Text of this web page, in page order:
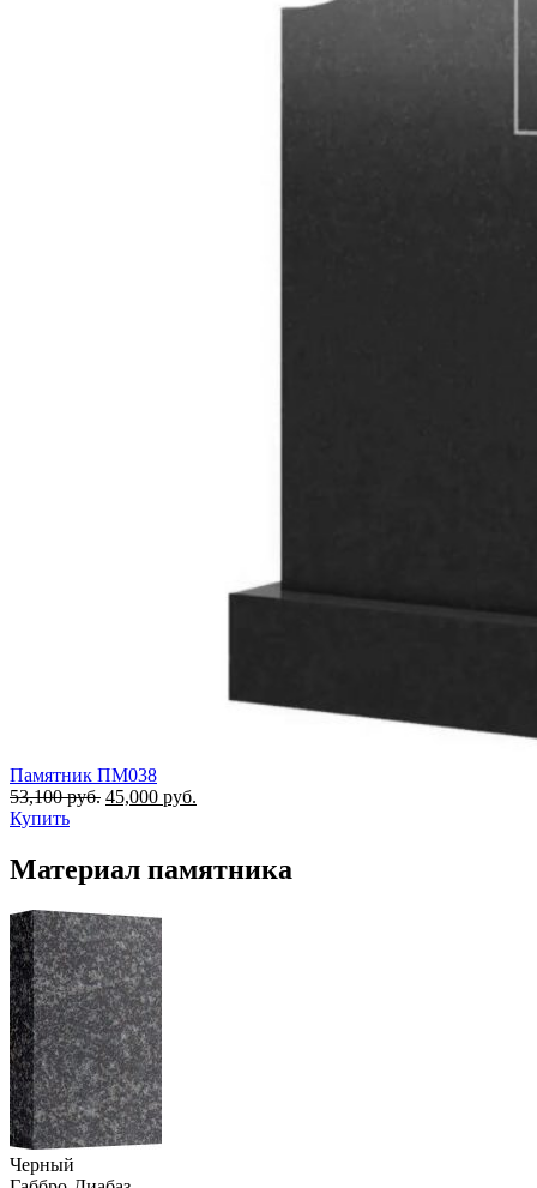
Памятник ПМ038
53,100руб. 45,000 руб.
Купить
Материал памятника
Черный